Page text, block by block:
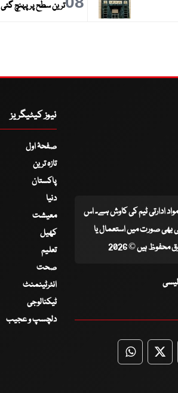
ترین سطح پر پہنچ گئی
مواد ادارتی ٹیم کی کاوش ہے۔ اس
بھی صورت میں استعمال یا
ہیں © 2026
نیوز کیٹیگریز
صفحۂ اول
تازہ ترین
پاکستان
دنیا
معیشت
کھیل
تعلیم
صحت
انٹرٹینمنٹ
ٹیکنالوجی
دلچسپ و عجیب